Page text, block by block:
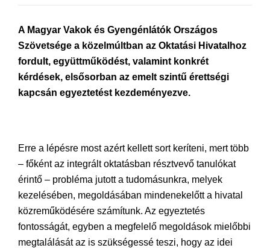
A Magyar Vakok és Gyengénlátók Országos
Szövetsége a közelmúltban az Oktatási Hivatalhoz
fordult, együttműködést, valamint konkrét
kérdések, elsősorban az emelt szintű érettségi
kapcsán egyeztetést kezdeményezve.
Erre a lépésre most azért kellett sort keríteni, mert több
– főként az integrált oktatásban résztvevő tanulókat
érintő – probléma jutott a tudomásunkra, melyek
kezelésében, megoldásában mindenekelőtt a hivatal
közreműködésére számítunk. Az egyeztetés
fontosságát, egyben a megfelelő megoldások mielőbbi
megtalálását az is szükségessé teszi, hogy az idei